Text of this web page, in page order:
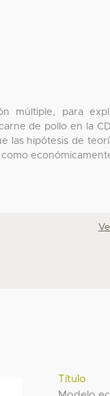
múltiple, para
de pollo en la
las hipótesis de
Título